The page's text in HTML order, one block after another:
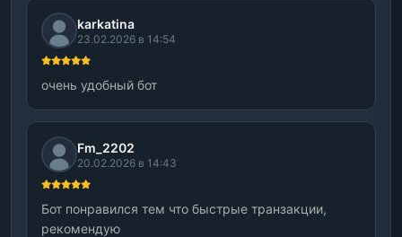
karkatina
23.02.2026 в 14:54
очень удобный бот
Fm_2202
20.02.2026 в 14:43
Бот понравился тем что быстрые транзакции,
рекомендую